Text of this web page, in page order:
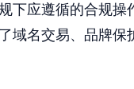
下应遵循的合规操
域名交易、品牌保